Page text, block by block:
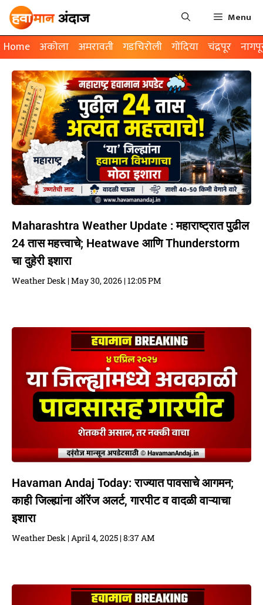
Menu
Home अकोला अमरावती गडचिरोली गोंदिया चंद्रपूर
Maharashtra Weather Update : महाराष्ट्रात पुढील
24 तास महत्त्वाचे; Heatwave आणि Thunderstorm
चा दुहेरी इशारा
Weather Desk May 30, 2026 12:05 PM
Havaman Andaj Today: राज्यात पावसाचे आगमन;
काही जिल्ह्यांना ऑरेंज अलर्ट, गारपीट व वादळी वाऱ्याचा
इशारा
Weather Desk April 4, 2025 8:37 AM